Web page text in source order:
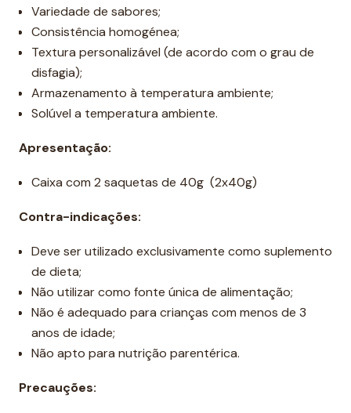
Variedade de sabores;
Consistência homogénea;
Textura personalizável (de acordo com o grau de
disfagia);
Armazenamento à temperatura ambiente;
Solúvel a temperatura ambiente.
Apresentação:
Caixa com 2 saquetas de 40g (2x40g)
Contra-indicações:
Deve ser utilizado exclusivamente como suplemento
de dieta;
Não utilizar como fonte única de alimentação;
Não é adequado para crianças com menos de 3
anos de idade;
Não apto para nutrição parentérica.
Precauções: